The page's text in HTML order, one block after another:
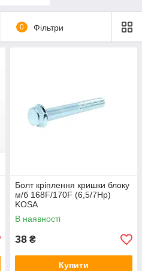
0 Фільтри
Болт кріплення кришки блоку
м/б 168F/170F (6,5/7Hp)
KOSA
В наявності
38 ₴
Купити